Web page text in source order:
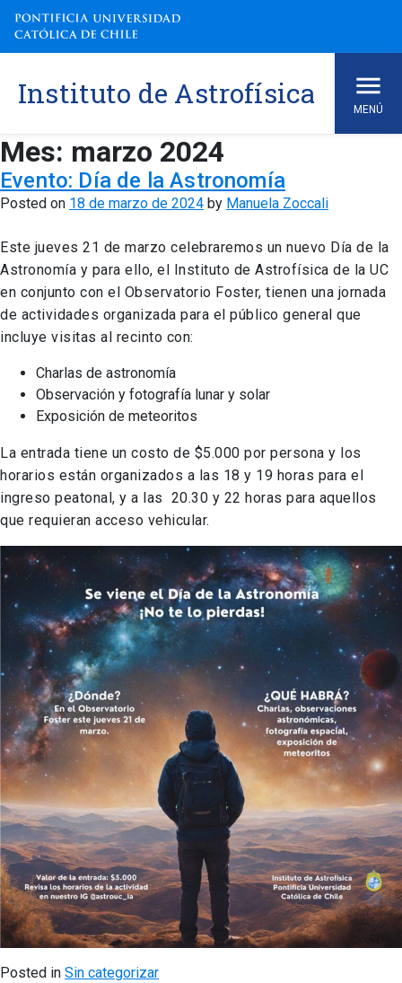
Skip
content
Instituto de Astrofísica MENÚ
Mes: marzo 2024
Evento: Día de la Astronomía
Posted on 18 de marzo de 2024 by Manuela Zoccali
Este jueves 21 de marzo celebraremos un nuevo Día de la
Astronomía y para ello, el Instituto de Astrofísica de la UC
en conjunto con el Observatorio Foster, tienen una jornada
de actividades organizada para el público general que
incluye visitas al recinto con:
Charlas de astronomía
Observación y fotografía lunar y solar
Exposición de meteoritos
La entrada tiene un costo de $5.000 por persona y los
horarios están organizados a las 18 y 19 horas para el
ingreso peatonal, y a las 20.30 y 22 horas para aquellos
que requieran acceso vehicular.
Posted in Sin categorizar